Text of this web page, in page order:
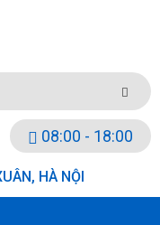
08:00 - 18:00
HÀ NỘI